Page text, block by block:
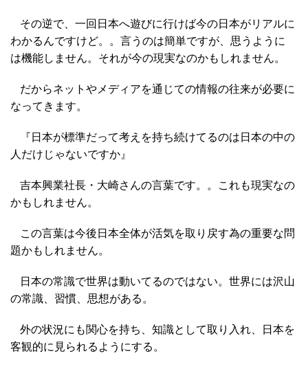
その逆で、一回日本へ遊びに行けば今の日本がリアルに
わかるんですけど。。言うのは簡単ですが、思うように
は機能しません。それが今の現実なのかもしれません。
だからネットやメディアを通じての情報の往来が必要に
なってきます。
『日本が標準だって考えを持ち続けてるのは日本の中の
人だけじゃないですか』
吉本興業社長・大崎さんの言葉です。。これも現実なの
かもしれません。
この言葉は今後日本全体が活気を取り戻す為の重要な問
題かもしれません。
日本の常識で世界は動いてるのではない。世界には沢山
の常識、習慣、思想がある。
外の状況にも関心を持ち、知識として取り入れ、日本を
客観的に見られるようにする。